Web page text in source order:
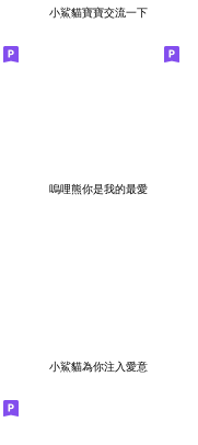
小鯊貓寶寶交流一下
嗚哩熊你是我的最愛
小鯊貓為你注入愛意